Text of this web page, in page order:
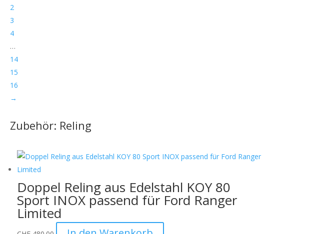
2
3
4
…
14
15
16
→
Zubehör: Reling
Doppel Reling aus Edelstahl KOY 80
Sport INOX passend für Ford Ranger
Limited